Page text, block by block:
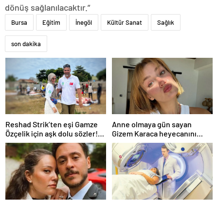
dönüş sağlanılacaktır.”
Bursa Eğitim İnegöl Kültür Sanat Sağlık
son dakika
Reshad Strik’ten eşi Gamze
Özçelik için aşk dolu sözler!
“Benim cennetim…”
Anne olmaya gün sayan
Gizem Karaca heyecanını
paylaştı! “Senelerdir annelik
yapıyorum ama bu sene
farklı…”